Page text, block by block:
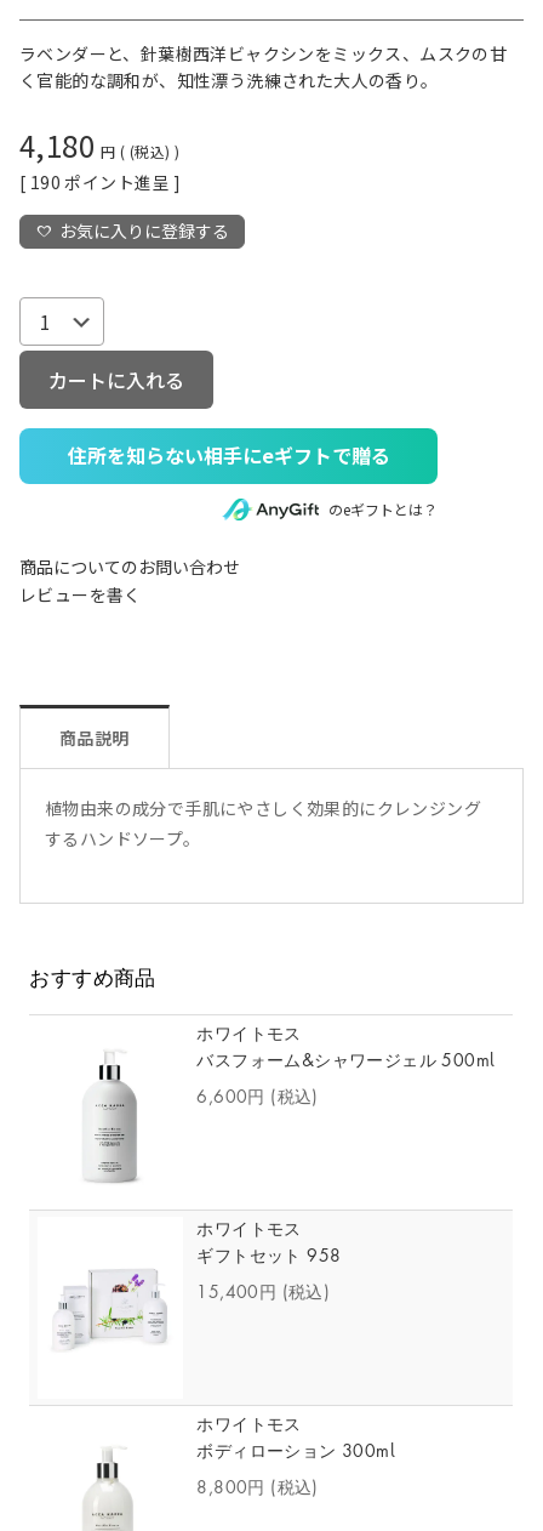
ラベンダーと、針葉樹西洋ビャクシンをミックス、ムスクの甘
く官能的な調和が、知性漂う洗練された大人の香り。
4,180 税込
[ 190 ポイント進呈 ]
お気に入りに登録する
カートに入れる
住所を知らない相手にeギフトで贈る
のeギフトとは？
商品についてのお問い合わせ
レビューを書く
商品説明
植物由来の成分で手肌にやさしく効果的にクレンジング
するハンドソープ。
おすすめ商品
ホワイトモス
バスフォーム&シャワージェル 500ml
6,600円 (税込)
ホワイトモス
ギフトセット 958
15,400円 (税込)
ホワイトモス
ボディローション 300ml
8,800円 (税込)